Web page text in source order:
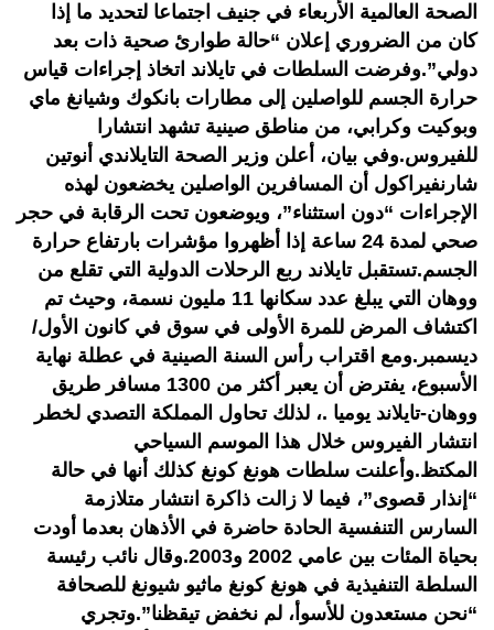
الصحة العالمية الأربعاء في جنيف اجتماعا لتحديد ما إذا
كان من الضروري إعلان “حالة طوارئ صحية ذات بعد
دولي”.وفرضت السلطات في تايلاند اتخاذ إجراءات قياس
حرارة الجسم للواصلين إلى مطارات بانكوك وشيانغ ماي
وبوكيت وكرابي، من مناطق صينية تشهد انتشارا
للفيروس.وفي بيان، أعلن وزير الصحة التايلاندي أنوتين
شارنفيراكول أن المسافرين الواصلين يخضعون لهذه
الإجراءات “دون استثناء”، ويوضعون تحت الرقابة في حجر
صحي لمدة 24 ساعة إذا أظهروا مؤشرات بارتفاع حرارة
الجسم.تستقبل تايلاند ربع الرحلات الدولية التي تقلع من
ووهان التي يبلغ عدد سكانها 11 مليون نسمة، وحيث تم
اكتشاف المرض للمرة الأولى في سوق في كانون الأول/
ديسمبر.ومع اقتراب رأس السنة الصينية في عطلة نهاية
الأسبوع، يفترض أن يعبر أكثر من 1300 مسافر طريق
ووهان-تايلاند يوميا .، لذلك تحاول المملكة التصدي لخطر
انتشار الفيروس خلال هذا الموسم السياحي
المكتظ.وأعلنت سلطات هونغ كونغ كذلك أنها في حالة
“إنذار قصوى”، فيما لا زالت ذاكرة انتشار متلازمة
السارس التنفسية الحادة حاضرة في الأذهان بعدما أودت
بحياة المئات بين عامي 2002 و2003.وقال نائب رئيسة
السلطة التنفيذية في هونغ كونغ ماثيو شيونغ للصحافة
“نحن مستعدون للأسوأ، لم نخفض تيقظنا”.وتجري